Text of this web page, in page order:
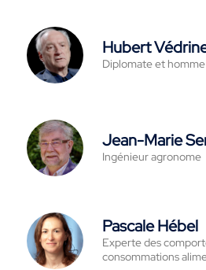
Hubert
Diplomate et
Jean-Marie
Ingénieur agronome
Pascale Hébel
Experte des
consommations